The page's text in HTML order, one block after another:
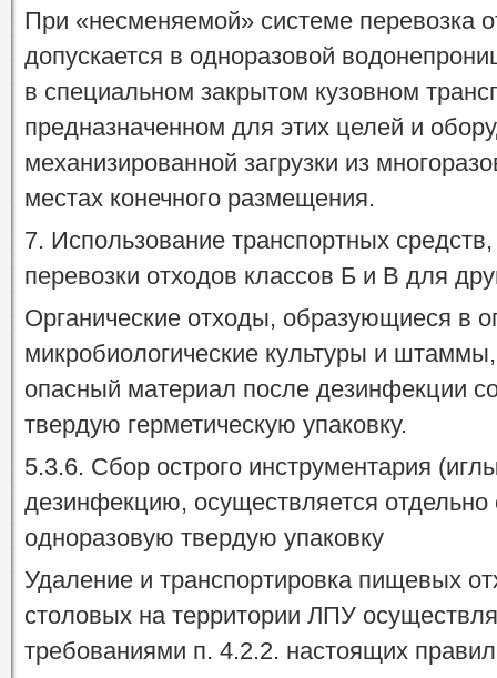
При «несменяемой» системе перевозка
допускается в одноразовой
в специальном закрытом кузовном
предназначенном для этих целей и
механизированной загрузки из
местах конечного размещения.
7. Использование транспортных
перевозки отходов классов Б и В для
Органические отходы, образующиеся в
микробиологические культуры и
опасный материал после дезинфекции
твердую герметическую упаковку.
5.3.6. Сбор острого инструментария
дезинфекцию, осуществляется отдельно
одноразовую твердую упаковку
Удаление и транспортировка пищевых
столовых на территории ЛПУ
требованиями п. 4.2.2. настоящих